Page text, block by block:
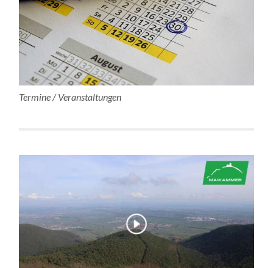
Termine / Veranstaltungen